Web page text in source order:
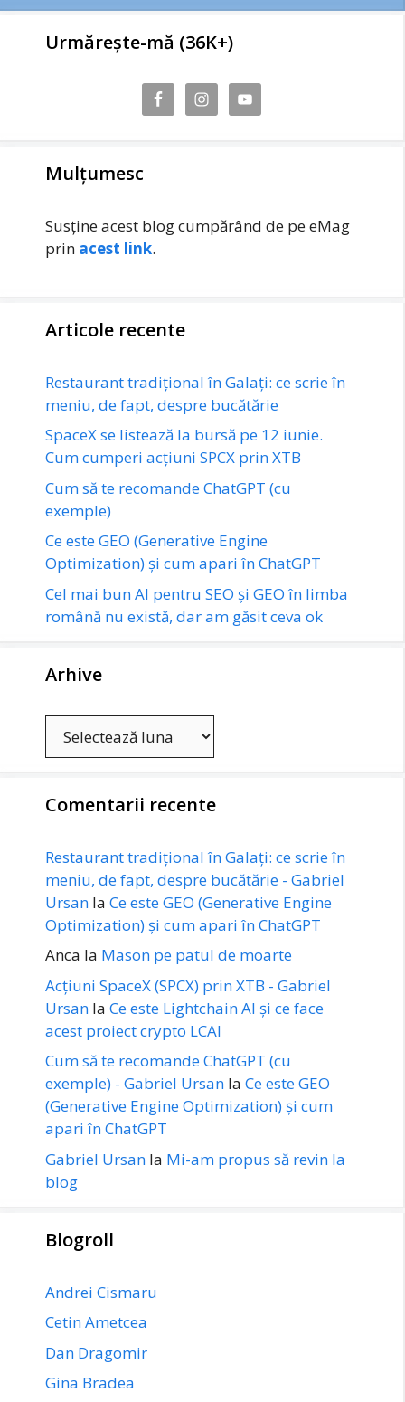
Urmărește-mă (36K+)
Mulțumesc
Susține acest blog cumpărând de pe eMag
prin acest link.
Articole recente
Restaurant tradițional în Galați: ce scrie în
meniu, de fapt, despre bucătărie
SpaceX se listează la bursă pe 12 iunie.
Cum cumperi acțiuni SPCX prin XTB
Cum să te recomande ChatGPT (cu
exemple)
Ce este GEO (Generative Engine
Optimization) și cum apari în ChatGPT
Cel mai bun AI pentru SEO și GEO în limba
română nu există, dar am găsit ceva ok
Arhive
Comentarii recente
Restaurant tradițional în Galați: ce scrie în
meniu, de fapt, despre bucătărie - Gabriel
Ursan la Ce este GEO (Generative Engine
Optimization) și cum apari în ChatGPT
Anca la Mason pe patul de moarte
Acțiuni SpaceX (SPCX) prin XTB - Gabriel
Ursan la Ce este Lightchain AI și ce face
acest proiect crypto LCAI
Cum să te recomande ChatGPT (cu
exemple) - Gabriel Ursan la Ce este GEO
(Generative Engine Optimization) și cum
apari în ChatGPT
Gabriel Ursan la Mi-am propus să revin la
blog
Blogroll
Andrei Cismaru
Cetin Ametcea
Dan Dragomir
Gina Bradea